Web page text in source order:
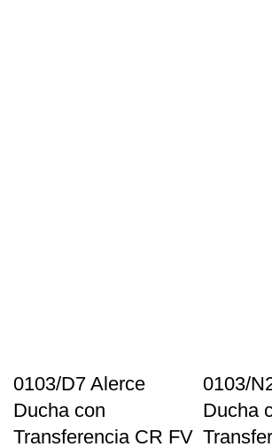
0103/D7 Alerce
Ducha con
Transferencia CR FV
0103/
Ducha